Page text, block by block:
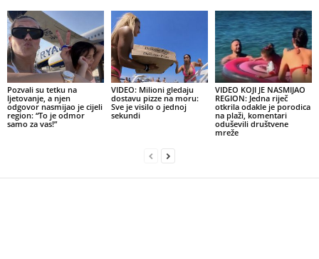
Pozvali su tetku na
ljetovanje, a njen
odgovor nasmijao je cijeli
region: “To je odmor
samo za vas!”
VIDEO: Milioni gledaju
dostavu pizze na moru:
Sve je visilo o jednoj
sekundi
VIDEO KOJI JE NASMIJAO
REGION: Jedna riječ
otkrila odakle je porodica
na plaži, komentari
oduševili društvene
mreže